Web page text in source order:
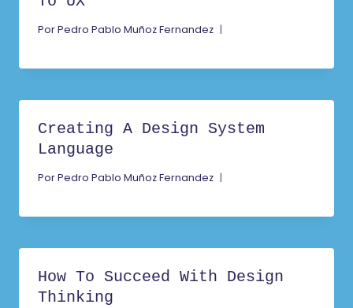
PorPedro Pablo Muñoz Fernandez
Creating A Design System
Language
PorPedro Pablo Muñoz Fernandez
How To Succeed With Design
Thinking